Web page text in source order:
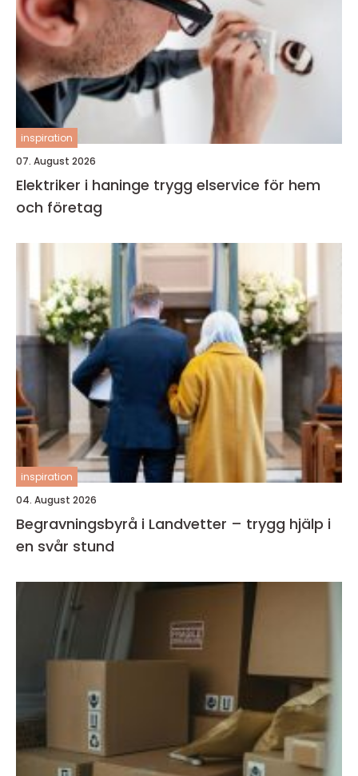
inspiration
07. August 2026
Elektriker i haninge trygg elservice för hem
och företag
inspiration
04. August 2026
Begravningsbyrå i Landvetter – trygg hjälp i
en svår stund